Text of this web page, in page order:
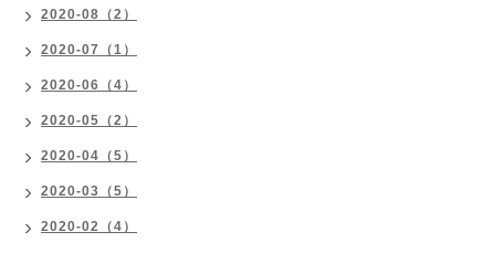
2020-08（2）
2020-07（1）
2020-06（4）
2020-05（2）
2020-04（5）
2020-03（5）
2020-02（4）